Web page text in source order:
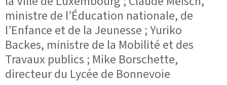
ministre de l’Éducation nationale, de
l’Enfance et de la Jeunesse ; Yuriko
Backes, ministre de la Mobilité et des
Travaux publics ; Mike Borschette,
directeur du Lycée de Bonnevoie